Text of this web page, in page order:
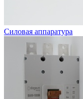
Силовая аппаратура